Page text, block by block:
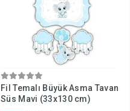
Fil Temalı Büyük Asma Tavan
Süs Mavi (33x130 cm)